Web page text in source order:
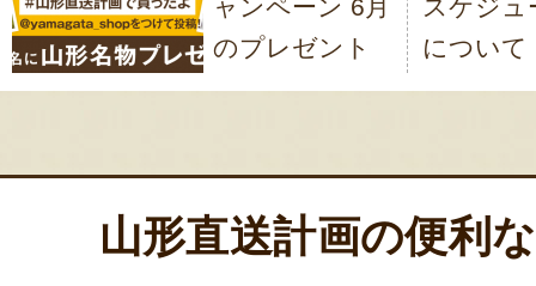
ビ
ゲ
ャンペーン 6月
のプレゼント
スケジュ
について
山形直送計画の便利